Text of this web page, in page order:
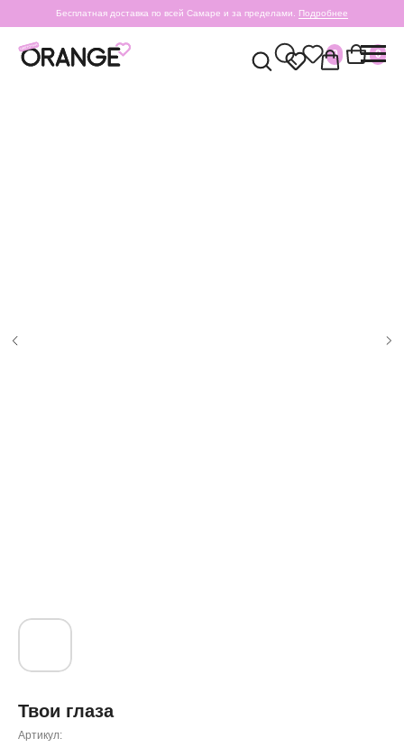
0 0
Бесплатная доставка по всей Самаре и за пределами. Подробнее
Твои глаза
Артикул: